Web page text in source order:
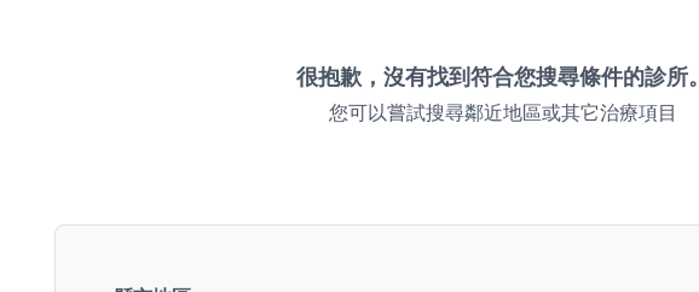
很抱歉，沒有找到符合您搜尋條件的診所。
您可以嘗試搜尋鄰近地區或其它治療項目